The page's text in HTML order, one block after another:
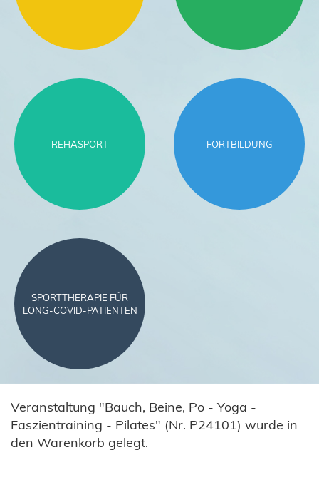
REHASPORT FORTBILDUNG
SPORTTHERAPIE FÜR
LONG-COVID-PATIENTEN
Veranstaltung "Bauch, Beine, Po - Yoga -
Faszientraining - Pilates" (Nr. P24101) wurde in
den Warenkorb gelegt.